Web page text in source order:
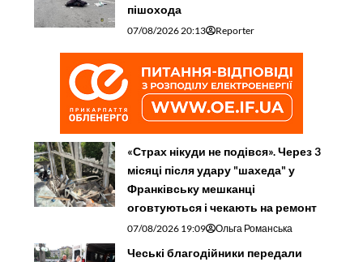
пішохода
07/08/2026 20:13 Reporter
«Страх нікуди не подівся». Через 3
місяці після удару "шахеда" у
Франківську мешканці
оговтуються і чекають на ремонт
07/08/2026 19:09 Ольга Романська
Чеські благодійники передали